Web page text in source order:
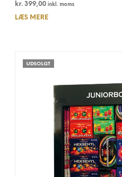
kr. 399,00 inkl. moms
LÆS MERE
UDSOLGT